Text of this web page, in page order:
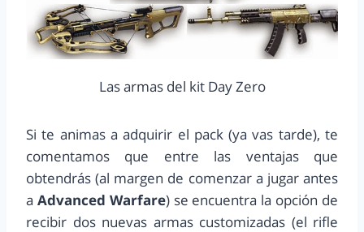
Las armas del kit Day Zero
Si te animas a adquirir el pack (ya vas tarde), te
comentamos que entre las ventajas que
obtendrás (al margen de comenzar a jugar antes
a Advanced Warfare) se encuentra la opción de
recibir dos nuevas armas customizadas (el rifle